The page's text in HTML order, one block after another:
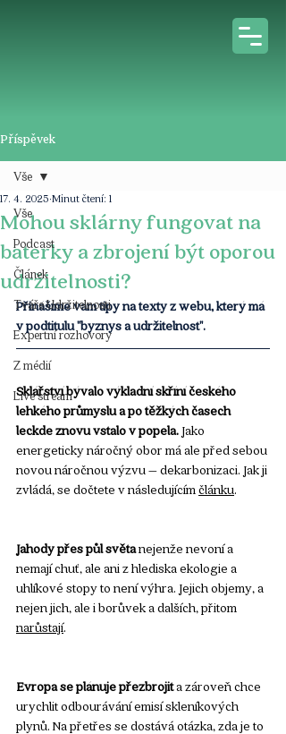
Příspěvek
Vše
Podcast
Článek
Tváře Udržitelnosti
Expertní rozhovory
Z médií
Live stream
Vše
Mohou sklárny fungovat na
baterky a zbrojení být oporou
udržitelnosti?
17. 4. 2025 Minut čtení: 1
Přinášíme vám tipy na texty z webu, který má
v podtitulu "byznys a udržitelnost".
Sklářství bývalo výkladní skříní českého
lehkého průmyslu a po těžkých časech
leckde znovu vstalo v popela. Jako
energeticky náročný obor má ale před sebou
novou náročnou výzvu – dekarbonizaci. Jak ji
zvládá, se dočtete v následujícím článku.
Jahody přes půl světa nejenže nevoní a
nemají chuť, ale ani z hlediska ekologie a
uhlíkové stopy to není výhra. Jejich objemy, a
nejen jich, ale i borůvek a dalších, přitom
narůstají.
Evropa se plánuje přezbrojit a zároveň chce
urychlit odbourávání emisí skleníkových
plynů. Na přetřes se dostává otázka, zda je to